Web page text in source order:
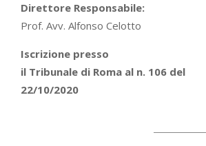
Direttore Responsabile:
Prof. Avv. Alfonso Celotto
Iscrizione presso
il Tribunale di Roma al n. 106 del
22/10/2020